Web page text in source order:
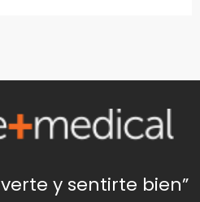
y sentirte bien”